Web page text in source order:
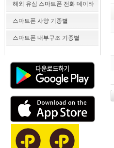
해외 유심 스마트폰 전화 데이타
스마트폰 사양 기종별
스마트폰 내부구조 기종별